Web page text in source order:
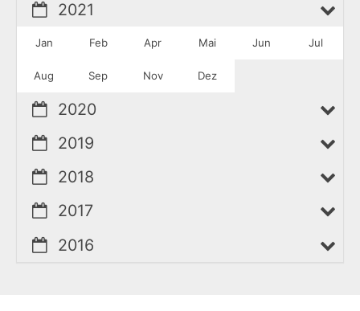
2021
Jan Feb Apr Mai Jun Jul
Aug Sep Nov Dez
2020
2019
2018
2017
2016